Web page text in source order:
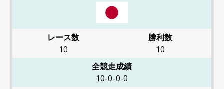
レース数
10
勝利数
10
全競走成績
10-0-0-0